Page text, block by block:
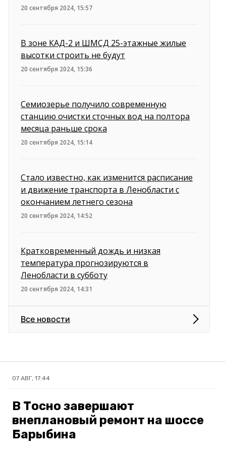
20 сентября 2024, 15:57
В зоне КАД-2 и ШМСД 25-этажные жилые
высотки строить не будут
20 сентября 2024, 15:36
Семиозерье получило современную
станцию очистки сточных вод на полтора
месяца раньше срока
20 сентября 2024, 15:14
Стало известно, как изменится расписание
и движение транспорта в Ленобласти с
окончанием летнего сезона
20 сентября 2024, 14:52
Кратковременный дождь и низкая
температура прогнозируются в
Ленобласти в субботу
20 сентября 2024, 14:31
Все новости
07 АВГ, 17:44
В Тосно завершают
внеплановый ремонт на шоссе
Барыбина